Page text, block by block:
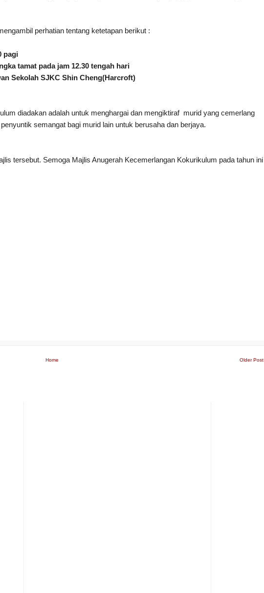
perhatian tentang ketetapan berikut :
pagi
tamat pada jam 12.30tengah hari
Sekolah SJKC Shin Cheng(Harcroft)
diadakan adalah untuk menghargai dan mengiktiraf murid yang cemerlang
semangat bagi murid lain untuk berusaha dan berjaya.
tersebut. Semoga Majlis Anugerah Kecemerlangan Kokurikulum pada tahun ini
Older Post
Home